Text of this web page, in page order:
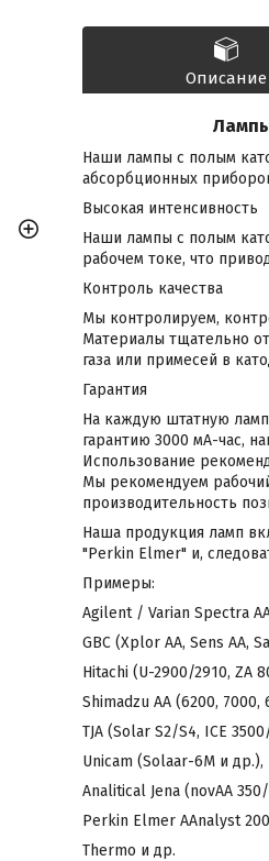
Описание
Наши лампы с полым
абсорбционных
Высокая интенсивность
Наши лампы с полым
рабочем токе, что
Контроль качества
Мы контролируем,
Материалы тщательно
газа или примесей в
Гарантия
На каждую штатную
гарантию 3000 мА-час,
Использование
Мы рекомендуем
производительность
Наша продукция ламп
"Perkin Elmer" и,
Примеры:
Agilent / Varian Spectra
GBC (Xplor AA, Sens AA,
Hitachi (U-2900/2910, ZA
Shimadzu AA (6200, 7000,
TJA (Solar S2/S4, ICE
Unicam (Solaar-6М и др.),
Analitical Jena (novAA
Perkin Elmer AAnalyst
Thermo и др.